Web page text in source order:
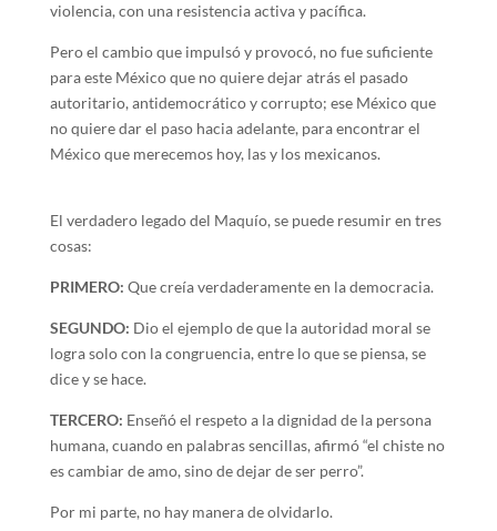
violencia, con una resistencia activa y pacífica.
Pero el cambio que impulsó y provocó, no fue suficiente
para este México que no quiere dejar atrás el pasado
autoritario, antidemocrático y corrupto; ese México que
no quiere dar el paso hacia adelante, para encontrar el
México que merecemos hoy, las y los mexicanos.
El verdadero legado del Maquío, se puede resumir en tres
cosas:
PRIMERO: Que creía verdaderamente en la democracia.
SEGUNDO: Dio el ejemplo de que la autoridad moral se
logra solo con la congruencia, entre lo que se piensa, se
dice y se hace.
TERCERO: Enseñó el respeto a la dignidad de la persona
humana, cuando en palabras sencillas, afirmó “el chiste no
es cambiar de amo, sino de dejar de ser perro”.
Por mi parte, no hay manera de olvidarlo.